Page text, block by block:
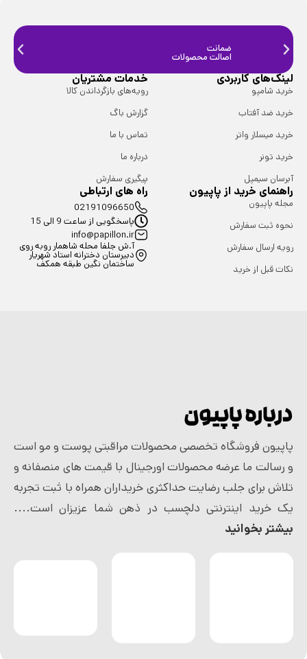
ضمانت
اصالت محصولات
لینک‌های کاربردی
خرید شامپو
خرید ضد آفتاب
خرید میسلار واتر
خرید تونر
آبرسان سیمپل
خدمات مشتریان
رویه‌های بازگرداندن کالا
گزارش باگ
تماس با ما
درباره ما
پیگیری سفارش
راهنمای خرید از پاپیون
مجله پاپیون
نحوه ثبت سفارش
رویه ارسال سفارش
نکات قبل از خرید
راه های ارتباطی
02191096650
پاسخگویی از ساعت 9 الی 15
info@papillon.ir
آ.ش جلفا محله شاهمار روبه روی
دبیرستان دخترانه استاد شهریار
ساختمان نگین طبقه همکف
درباره پاپیون
پاپیون فروشگاه تخصصی محصولات مراقبتی پوست و مو است
و رسالت ما عرضه محصولات اورجینال با قیمت های منصفانه و
تلاش برای جلب رضایت حداکثری خریداران همراه با ثبت تجربه
یک خرید اینترنتی دلچسب در ذهن شما عزیزان است....
بیشتر بخوانید